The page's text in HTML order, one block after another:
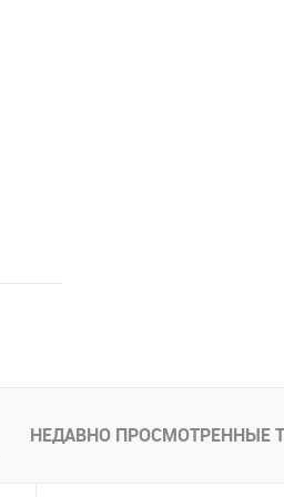
НЕДАВНО ПРОСМОТРЕННЫЕ